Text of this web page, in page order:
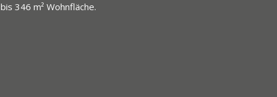
bis 346 m² Wohnfläche.